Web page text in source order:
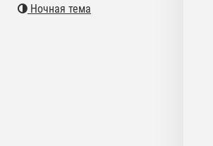
Ночная тема